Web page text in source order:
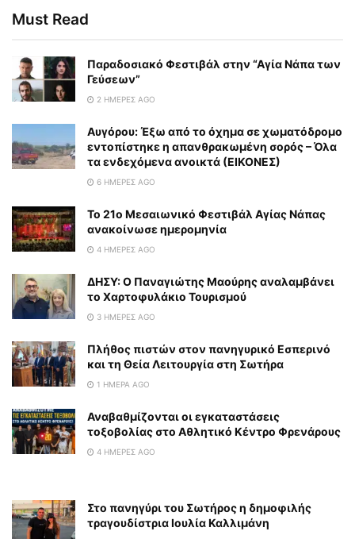
Must Read
Παραδοσιακό Φεστιβάλ στην “Αγία Νάπα των
Γεύσεων”
2 ΗΜΈΡΕΣ AGO
Αυγόρου: Έξω από το όχημα σε χωματόδρομο
εντοπίστηκε η απανθρακωμένη σορός – Όλα
τα ενδεχόμενα ανοικτά (ΕΙΚΟΝΕΣ)
6 ΗΜΈΡΕΣ AGO
To 21ο Μεσαιωνικό Φεστιβάλ Αγίας Νάπας
ανακοίνωσε ημερομηνία
4 ΗΜΈΡΕΣ AGO
ΔΗΣΥ: Ο Παναγιώτης Μαούρης αναλαμβάνει
το Χαρτοφυλάκιο Τουρισμού
3 ΗΜΈΡΕΣ AGO
Πλήθος πιστών στον πανηγυρικό Εσπερινό
και τη Θεία Λειτουργία στη Σωτήρα
1 ΗΜΈΡΑ AGO
Αναβαθμίζονται οι εγκαταστάσεις
τοξοβολίας στο Αθλητικό Κέντρο Φρενάρους
4 ΗΜΈΡΕΣ AGO
Στο πανηγύρι του Σωτήρος η δημοφιλής
τραγουδίστρια Ιουλία Καλλιμάνη